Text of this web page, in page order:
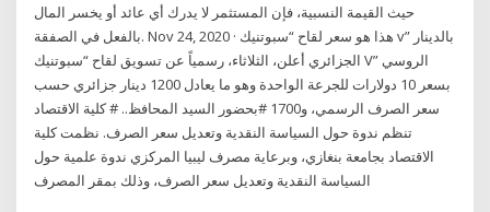
حيث القيمة النسبية، فإن المستثمر لا يدرك أي عائد أو يخسر المال
بالفعل في الصفقة. Nov 24, 2020 · هذا هو سعر لقاح “سبوتنيك v” بالدينار
الجزائري أعلن، الثلاثاء، رسمياً عن تسويق لقاح “سبوتنيك V” الروسي
بسعر 10 دولارات للجرعة الواحدة وهو ما يعادل 1200 دينار جزائري حسب
سعر الصرف الرسمي، و1700 #بحضور السيد المحافظ.. # كلية الاقتصاد
تنظم ندوة حول السياسة النقدية وتعديل سعر الصرف. نظمت كلية
الاقتصاد بجامعة بنغازي، وبرعاية مصرف ليبيا المركزي ندوة علمية حول
السياسة النقدية وتعديل سعر الصرف، وذلك بمقر المصرف